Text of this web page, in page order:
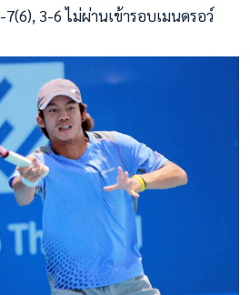
3-6 ไม่ผ่านเข้ารอบเมนดรอว์